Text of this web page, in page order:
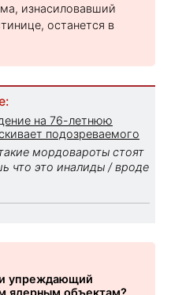
изнасиловавший
останется в
на 76-летнюю
подозреваемого
мордовароты стоят
что это иналиды / вроде
упреждающий
ядерным объектам?